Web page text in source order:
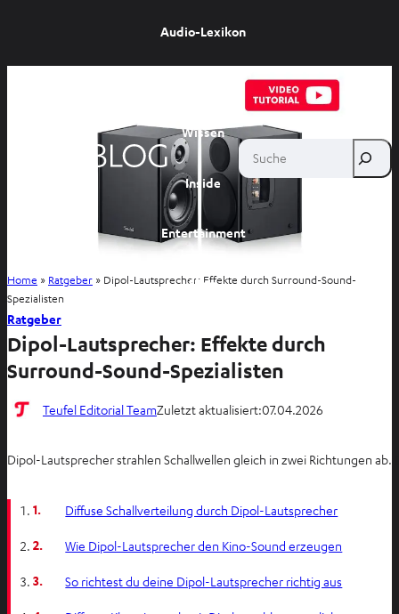
Audio-Lexikon
Wissen
Inside
Entertainment
Shop
Suche
Home » Ratgeber » Dipol-Lautsprecher: Effekte durch Surround-Sound-
Spezialisten
Ratgeber
Dipol-Lautsprecher: Effekte durch
Surround-Sound-Spezialisten
Teufel Editorial TeamZuletzt aktualisiert:07.04.2026
Dipol-Lautsprecher strahlen Schallwellen gleich in zwei Richtungen
1. Diffuse Schallverteilung durch Dipol-Lautsprecher
2. Wie Dipol-Lautsprecher den Kino-Sound erzeugen
3. So richtest du deine Dipol-Lautsprecher richtig aus